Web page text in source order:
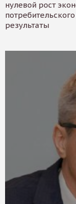
нулевой рост
результаты